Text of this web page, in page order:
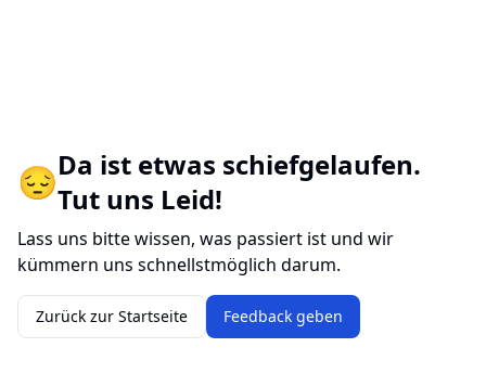
😔Da ist etwas schiefgelaufen.
Tut uns Leid!
Lass uns bitte wissen, was passiert ist und wir
kümmern uns schnellstmöglich darum.
Zurück zur Startseite Feedback geben